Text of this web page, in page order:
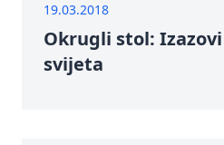
19.03.2018
Okrugli stol:
svijeta